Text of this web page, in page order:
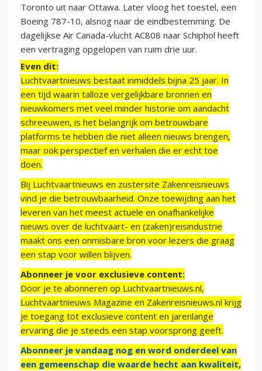
Toronto uit naar Ottawa. Later vloog het toestel, een
Boeing 787-10, alsnog naar de eindbestemming. De
dagelijkse Air Canada-vlucht AC808 naar Schiphol heeft
een vertraging opgelopen van ruim drie uur.
Even dit:
Luchtvaartnieuws bestaat inmiddels bijna 25 jaar. In
een tijd waarin talloze vergelijkbare bronnen en
nieuwkomers met veel minder historie om aandacht
schreeuwen, is het belangrijk om betrouwbare
platforms te hebben die niet alleen nieuws brengen,
maar ook perspectief en verhalen die er echt toe
doen.
Bij Luchtvaartnieuws en zustersite Zakenreisnieuws
vind je die betrouwbaarheid. Onze toewijding aan het
leveren van het meest actuele en onafhankelijke
nieuws over de luchtvaart- en (zaken)reisindustrie
maakt ons een onmisbare bron voor lezers die graag
een stap voor willen blijven.
Abonneer je voor exclusieve content:
Door je te abonneren op Luchtvaartnieuws.nl,
Luchtvaartnieuws Magazine en Zakenreisnieuws.nl krijg
je toegang tot exclusieve content en jarenlange
ervaring die je steeds een stap voorsprong geeft.
Abonneer je vandaag nog en word onderdeel van
een gemeenschap die waarde hecht aan kwaliteit,